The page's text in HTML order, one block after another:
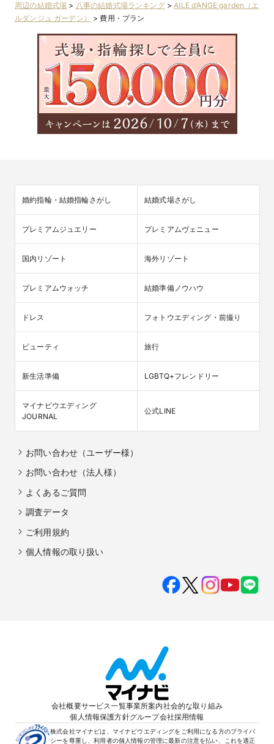
周辺の結婚式場 > 八事の結婚式場ランキング>AILE d’ANGE garden（エ
ルダンジュ ガーデン）
>費用・プラン
婚約指輪・結婚指輪さがし 結婚式場さがし
プレミアムジュエリー プレミアムヴェニュー
国内リゾート 海外リゾート
プレミアムウォッチ 結婚準備ノウハウ
ドレス フォトウエディング・前撮り
ビューティ 旅行
新生活準備 LGBTQ+フレンドリー
マイナビウエディング
JOURNAL
公式LINE
お問い合わせ（ユーザー様）
お問い合わせ（法人様）
よくあるご質問
調査データ
ご利用規約
個人情報の取り扱い
会社概要サービス一覧事業所案内社会的な取り組み
個人情報保護方針グループ会社採用情報
株式会社マイナビは、マイナビウエディングをご利用になる方のプライバ
シーを尊重し、利用者の個人情報の管理に最新の注意を払い、これを適正